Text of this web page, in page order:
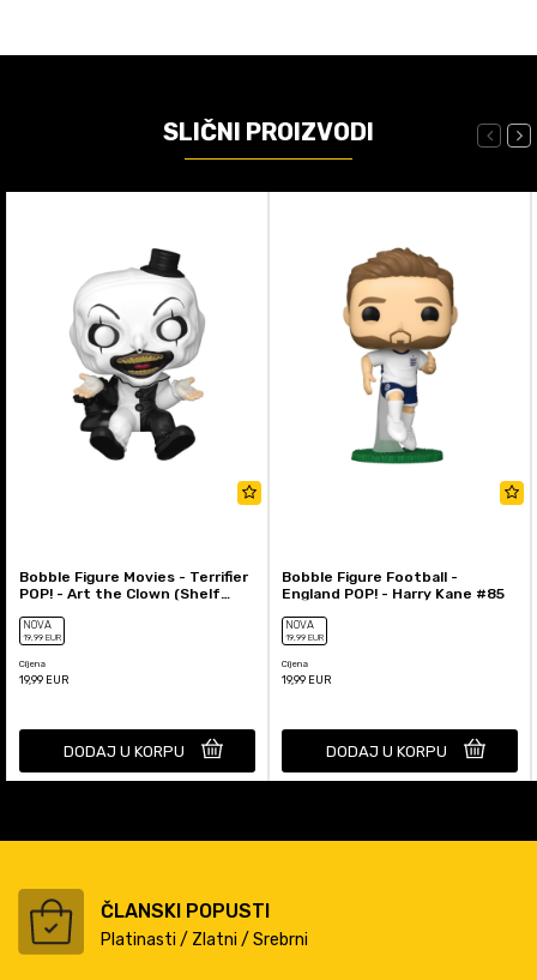
SLIČNI PROIZVODI
Bobble Figure Movies - Terrifier
POP! - Art the Clown (Shelf
NOVA
19,99 EUR
Cijena
19,99 EUR
DODAJ U KORPU
Bobble Figure Football -
England POP! - Harry Kane #85
NOVA
19,99 EUR
Cijena
19,99 EUR
DODAJ U KORPU
ČLANSKI POPUSTI
Platinasti / Zlatni / Srebrni